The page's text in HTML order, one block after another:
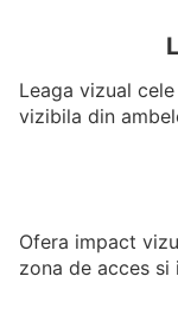
Leaga vizual
vizibila din
Ofera impact
zona de acces si